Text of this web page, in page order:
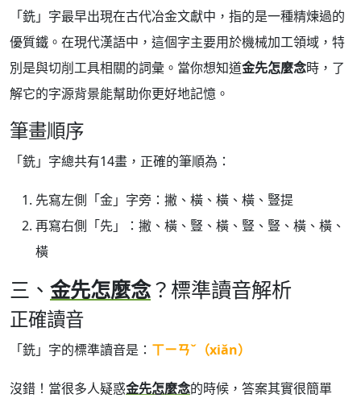
「銑」字最早出現在古代冶金文獻中，指的是一種精煉過的
優質鐵。在現代漢語中，這個字主要用於機械加工領域，特
別是與切削工具相關的詞彙。當你想知道金先怎麼念時，了
解它的字源背景能幫助你更好地記憶。
筆畫順序
「銑」字總共有14畫，正確的筆順為：
先寫左側「金」字旁：撇、橫、橫、橫、豎提
再寫右側「先」：撇、橫、豎、橫、豎、豎、橫、橫、
橫
三、 金先怎麼念？標準讀音解析
正確讀音
「銑」字的標準讀音是： ㄒㄧㄢˇ（xiǎn）
沒錯！當很多人疑惑金先怎麼念的時候，答案其實很簡單